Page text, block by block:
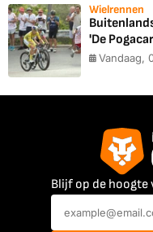
Wielrennen
'De
Vandaag,
Blijf op de hoogte